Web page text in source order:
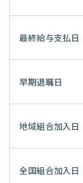
最終給与支払日
早期退職日
地域組合加入日
全国組合加入日